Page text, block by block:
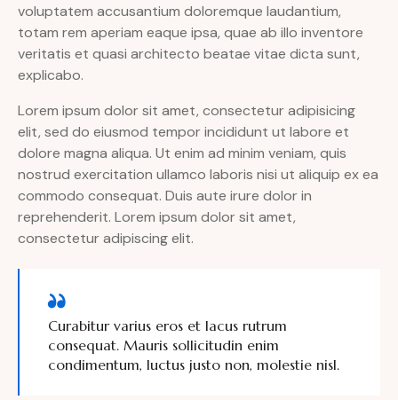
voluptatem accusantium doloremque laudantium,
totam rem aperiam eaque ipsa, quae ab illo inventore
veritatis et quasi architecto beatae vitae dicta sunt,
explicabo.
Lorem ipsum dolor sit amet, consectetur adipisicing
elit, sed do eiusmod tempor incididunt ut labore et
dolore magna aliqua. Ut enim ad minim veniam, quis
nostrud exercitation ullamco laboris nisi ut aliquip ex ea
commodo consequat. Duis aute irure dolor in
reprehenderit. Lorem ipsum dolor sit amet,
consectetur adipiscing elit.
Curabitur varius eros et lacus rutrum
consequat. Mauris sollicitudin enim
condimentum, luctus justo non, molestie nisl.